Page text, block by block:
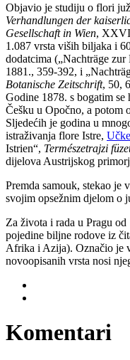
Objavio je studiju o flori
Verhandlungen der
Gesellschaft in Wien,
1.087 vrsta viših biljaka i
dodatcima („Nachträge
1881., 359-392, i
Botanische Zeitschrift, 50,
Godine 1878. s bogatim
Češku u Opočno, a potom
Sljedećih je godina u
istraživanja flore Istre, Učke
Istrien“, Természetrajzi
dijelova Austrijskog
Premda samouk, stekao je
svojim opsežnim djelom o
Za života i rada u Pragu
pojedine biljne rodove iz
Afrika i Azija). Označio je
novoopisanih vrsta nosi
Komentari